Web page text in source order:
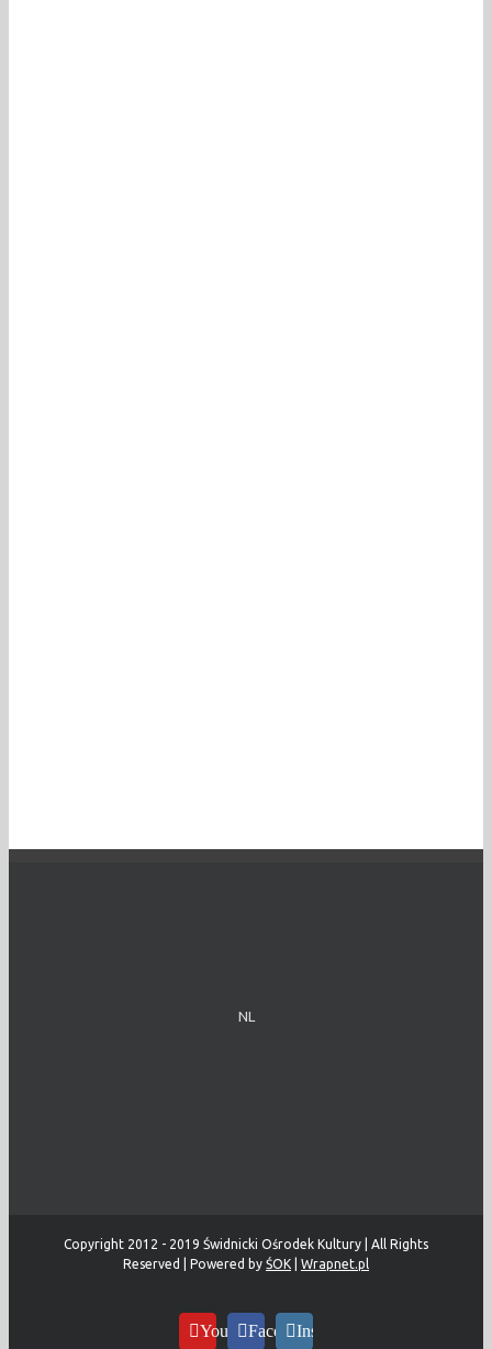
NL
Copyright 2012 - 2019 Świdnicki Ośrodek Kultury | All Rights
Reserved | Powered by ŚOK Wrapnet.pl
YouTubeFacebookInstagram